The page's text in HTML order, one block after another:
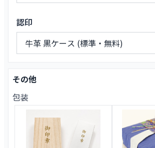
認印
その他
包装